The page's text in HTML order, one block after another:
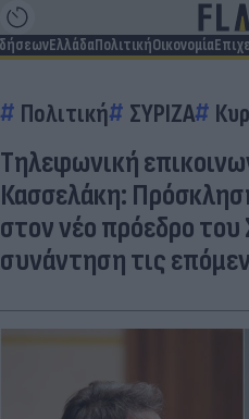
ΕλλάδαΠολιτικήΟικονομία
Πολιτική ΣΥΡΙΖΑ
Τηλεφωνική
Κασσελάκη:
στον νέο πρόεδρο του
συνάντηση τις